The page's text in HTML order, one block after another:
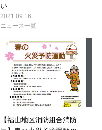
い…
2021.09.16
ニュース一覧
【福山地区消防組合消防